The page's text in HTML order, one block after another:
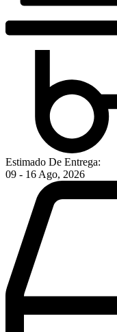
Estimado De Entrega:
09 - 16 Ago, 2026